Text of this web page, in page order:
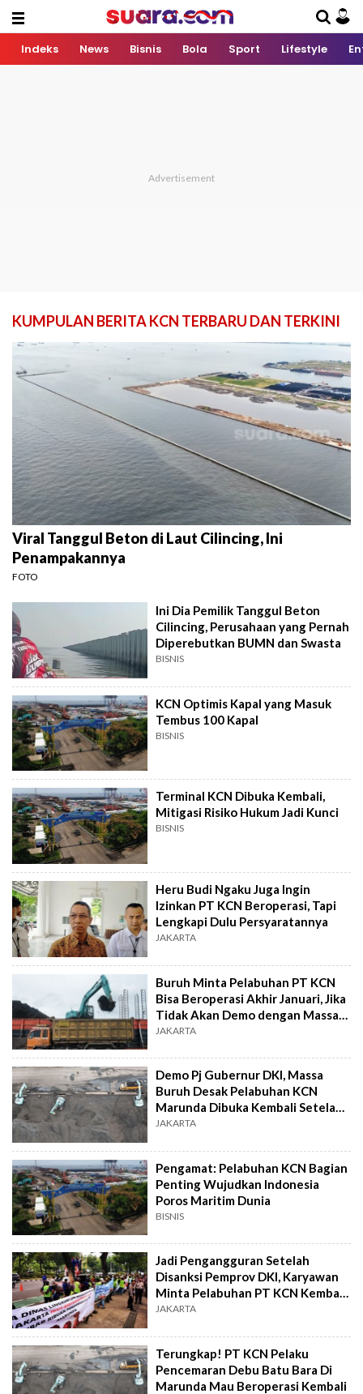
Indeks News Bisnis Bola Sport Lifestyle
KUMPULAN BERITA KCN TERBARU DAN TERKINI
Viral Tanggul Beton di Laut Cilincing, Ini
Penampakannya
FOTO
Ini Dia Pemilik Tanggul Beton
Cilincing, Perusahaan yang Pernah
Diperebutkan BUMN dan Swasta
BISNIS
KCN Optimis Kapal yang Masuk
Tembus 100 Kapal
BISNIS
Terminal KCN Dibuka Kembali,
Mitigasi Risiko Hukum Jadi Kunci
BISNIS
Heru Budi Ngaku Juga Ingin
Izinkan PT KCN Beroperasi, Tapi
Lengkapi Dulu Persyaratannya
JAKARTA
Buruh Minta Pelabuhan PT KCN
Bisa Beroperasi Akhir Januari, Jika
Tidak Akan Demo dengan Massa
Lebih Banyak
JAKARTA
Demo Pj Gubernur DKI, Massa
Buruh Desak Pelabuhan KCN
Marunda Dibuka Kembali Setelah
Tujuh Bulan Ditutup
JAKARTA
Pengamat: Pelabuhan KCN Bagian
Penting Wujudkan Indonesia
Poros Maritim Dunia
BISNIS
Jadi Pengangguran Setelah
Disanksi Pemprov DKI, Karyawan
Minta Pelabuhan PT KCN Kembali
Dibuka
JAKARTA
Terungkap! PT KCN Pelaku
Pencemaran Debu Batu Bara Di
Marunda Mau Beroperasi Kembali